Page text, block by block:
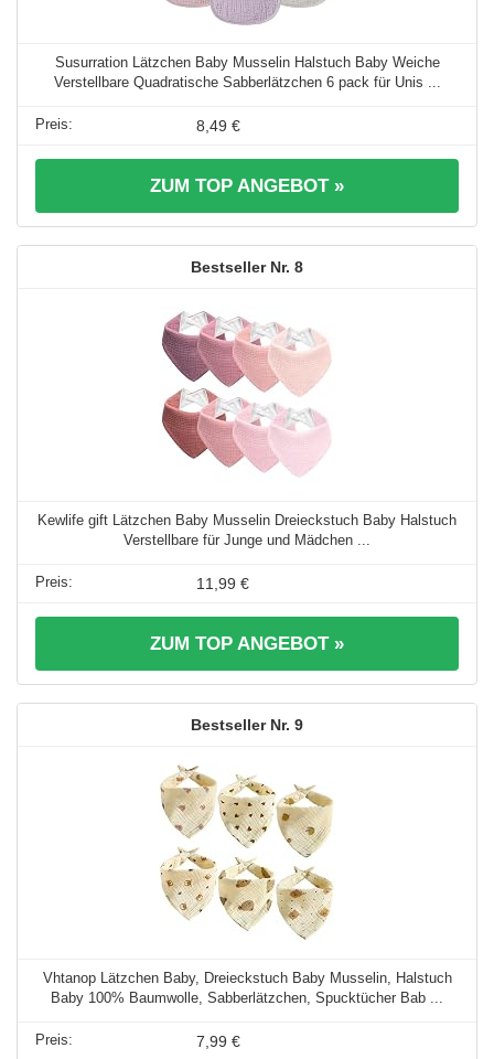
Susurration Lätzchen Baby Musselin Halstuch Baby Weiche
Verstellbare Quadratische Sabberlätzchen 6 pack für Unis ...
8,49 €
ZUM TOP ANGEBOT »
8
Kewlife gift Lätzchen Baby Musselin Dreieckstuch Baby Halstuch
Verstellbare für Junge und Mädchen ...
11,99 €
ZUM TOP ANGEBOT »
9
Vhtanop Lätzchen Baby, Dreieckstuch Baby Musselin, Halstuch
Baby 100% Baumwolle, Sabberlätzchen, Spucktücher Bab ...
7,99 €